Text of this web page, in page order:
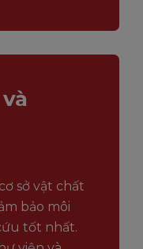
sở vật chất
bảo môi
tốt nhất.